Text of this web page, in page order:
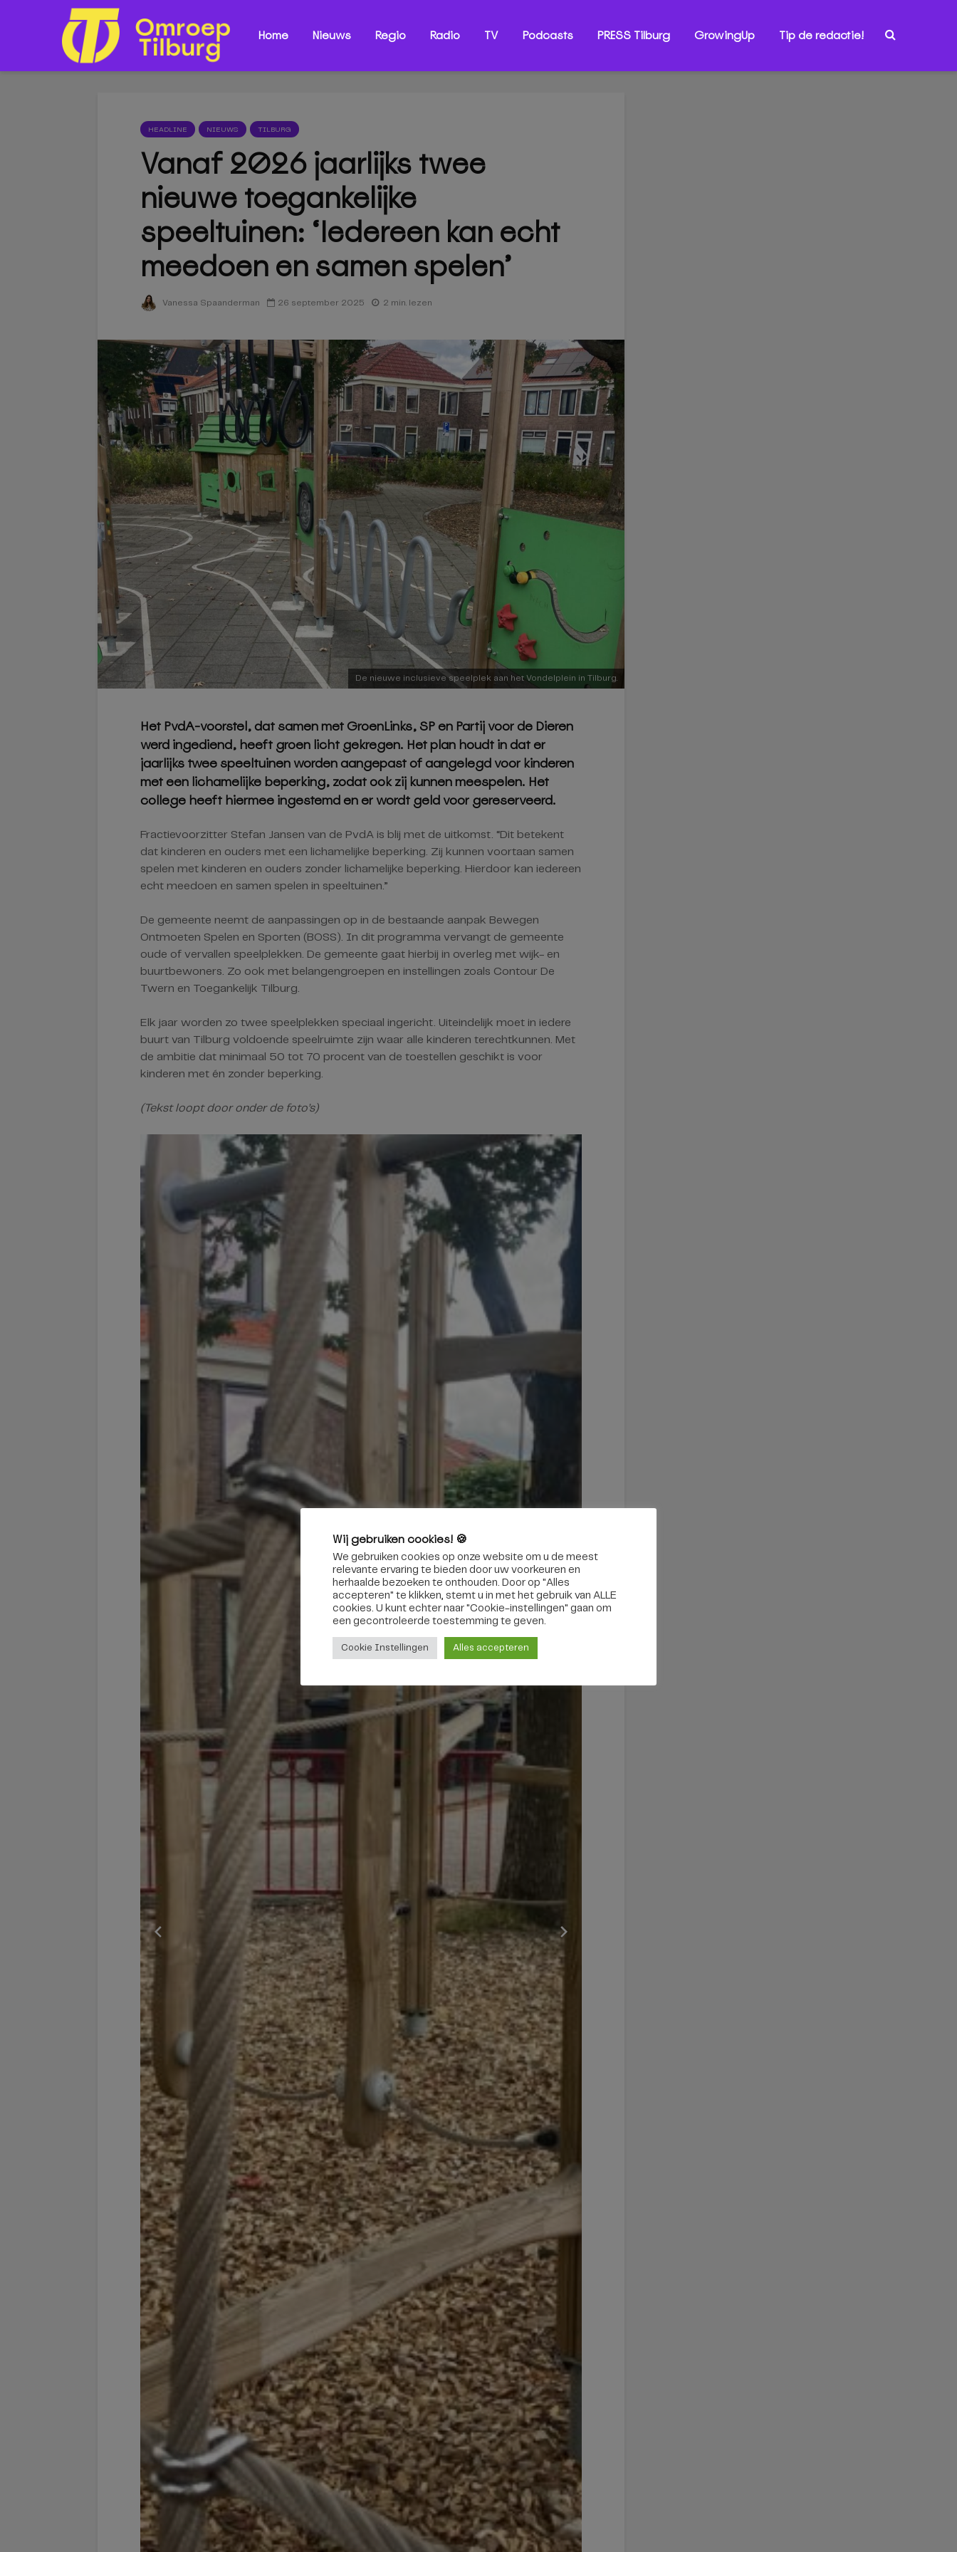
Home Nieuws Regio Radio TV Podcasts PRESS Tilburg GrowingUp Tip de redactie!
HEADLINE NIEUWS TILBURG
Vanaf 2026 jaarlijks twee
nieuwe toegankelijke
speeltuinen: ‘Iedereen kan echt
meedoen en samen spelen’
Vanessa Spaanderman 26 september 2025 2 min. lezen
De nieuwe inclusieve speelplek aan het Vondelplein in Tilburg.
Het PvdA-voorstel, dat samen met GroenLinks, SP en Partij voor de Dieren
werd ingediend, heeft groen licht gekregen. Het plan houdt in dat er
jaarlijks twee speeltuinen worden aangepast of aangelegd voor kinderen
met een lichamelijke beperking, zodat ook zij kunnen meespelen. Het
college heeft hiermee ingestemd en er wordt geld voor gereserveerd.
Fractievoorzitter Stefan Jansen van de PvdA is blij met de uitkomst. “Dit betekent
dat kinderen en ouders met een lichamelijke beperking. Zij kunnen voortaan samen
spelen met kinderen en ouders zonder lichamelijke beperking. Hierdoor kan iedereen
echt meedoen en samen spelen in speeltuinen.”
De gemeente neemt de aanpassingen op in de bestaande aanpak Bewegen
Ontmoeten Spelen en Sporten (BOSS). In dit programma vervangt de gemeente
oude of vervallen speelplekken. De gemeente gaat hierbij in overleg met wijk- en
buurtbewoners. Zo ook met belangengroepen en instellingen zoals Contour De
Twern en Toegankelijk Tilburg.
Elk jaar worden zo twee speelplekken speciaal ingericht. Uiteindelijk moet in iedere
buurt van Tilburg voldoende speelruimte zijn waar alle kinderen terechtkunnen. Met
de ambitie dat minimaal 50 tot 70 procent van de toestellen geschikt is voor
kinderen met én zonder beperking.
(Tekst loopt door onder de foto’s)
Wij gebruiken cookies! 🍪
We gebruiken cookies op onze website om u de meest
relevante ervaring te bieden door uw voorkeuren en
herhaalde bezoeken te onthouden. Door op "Alles
accepteren" te klikken, stemt u in met het gebruik van ALLE
cookies. U kunt echter naar "Cookie-instellingen" gaan om
een ​​gecontroleerde toestemming te geven.
Cookie Instellingen Alles accepteren